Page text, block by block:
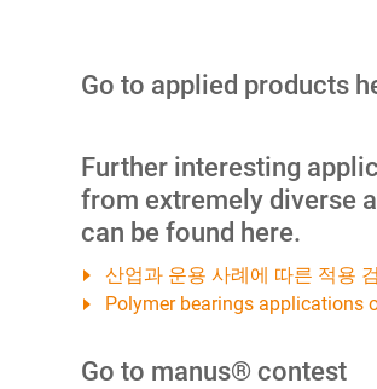
Go to applied products
Further interesting
from extremely diverse
can be found here.
산업과 운용 사례에 따른 적용
Polymer bearings applications
Go to manus® contest